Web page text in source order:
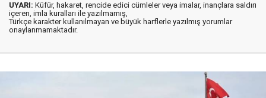
UYARI: Küfür, hakaret, rencide edici cümleler veya imalar, inançlara saldırı
içeren, imla kuralları ile yazılmamış,
Türkçe karakter kullanılmayan ve büyük harflerle yazılmış yorumlar
onaylanmamaktadır.